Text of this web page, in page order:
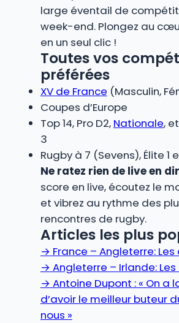
large éventail de
week-end. Plongez au
en un seul clic !
Toutes vos
préférées
XV de France (Masculin,
Coupes d’Europe
Top 14, Pro D2, Nationale,
3
Rugby à 7 (Sevens), Élite 1
Ne ratez rien de live en
score en live, écoutez le
et vibrez au rythme des
rencontres de rugby.
Articles les plus
→ France – Angleterre:
→ Angleterre – Irlande:
→ Antoine Dupont : « On a
d’avoir le meilleur buteur
nous »